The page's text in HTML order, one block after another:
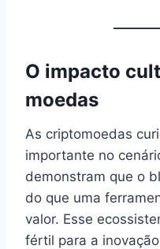
O impacto
moedas
As criptomoedas
importante no
demonstram que o
do que uma
valor. Esse
fértil para a